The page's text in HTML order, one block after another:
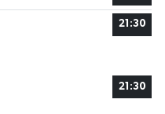
21:30
21:30